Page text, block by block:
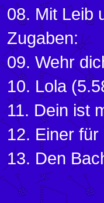
08. Mit Leib
Zugaben:
09. Wehr
10. Lola
11. Dein ist
12. Einer
13. Den